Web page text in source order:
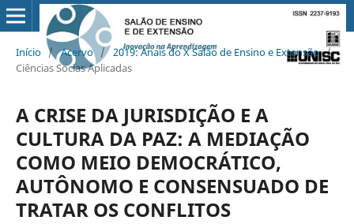
Início / Acervo / 2019: Anais do X Salão de Ensino e Extensão /
Ciências Socias Aplicadas
A CRISE DA JURISDIÇÃO E A
CULTURA DA PAZ: A MEDIAÇÃO
COMO MEIO DEMOCRÁTICO,
AUTÔNOMO E CONSENSUADO DE
TRATAR OS CONFLITOS